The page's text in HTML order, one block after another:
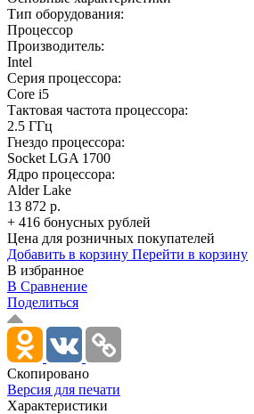
Тип оборудования:
Процессор
Производитель:
Intel
Серия процессора:
Core i5
Тактовая частота процессора:
2.5 ГГц
Гнездо процессора:
Socket LGA 1700
Ядро процессора:
Alder Lake
13 872 р.
+ 416 бонусных рублей
Цена для розничных покупателей
Добавить в корзину Перейти в корзину
В избранное
В Сравнение
Поделиться
Скопировано
Версия для печати
Характеристики